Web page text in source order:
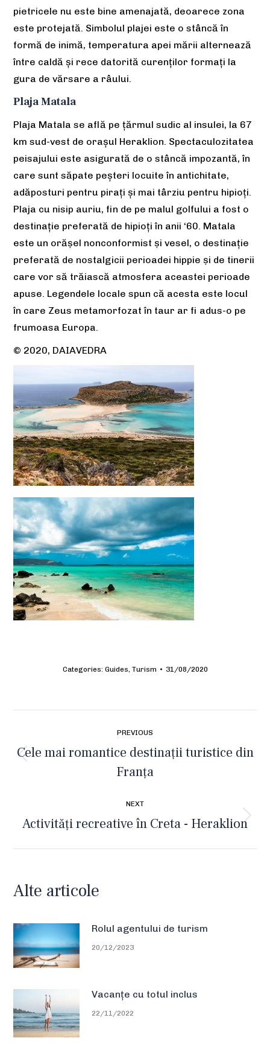
pietricele nu este bine amenajată, deoarece zona
este protejată. Simbolul plajei este o stâncă în
formă de inimă, temperatura apei mării alternează
între caldă și rece datorită curenților formați la
gura de vărsare a râului.
Plaja Matala
Plaja Matala se află pe țărmul sudic al insulei, la 67
km sud-vest de orașul Heraklion. Spectaculozitatea
peisajului este asigurată de o stâncă impozantă, în
care sunt săpate peșteri locuite în antichitate,
adăposturi pentru pirați și mai târziu pentru hipioți.
Plaja cu nisip auriu, fin de pe malul golfului a fost o
destinație preferată de hipioți în anii ‘60. Matala
este un orăṣel nonconformist ṣi vesel, o destinație
preferată de nostalgicii perioadei hippie ṣi de tinerii
care vor să trăiască atmosfera aceastei perioade
apuse. Legendele locale spun că acesta este locul
în care Zeus metamorfozat în taur ar fi adus-o pe
frumoasa Europa.
© 2020, DAIAVEDRA
Categories: Guides, Turism 31/08/2020
navigation
PREVIOUS
Previous
post:
Cele mai romantice destinații turistice din
Franța
NEXT
Next
Activități recreative în Creta - Heraklion
Alte articole
Rolul agentului de turism
20/12/2023
Vacanțe cu totul inclus
22/11/2022